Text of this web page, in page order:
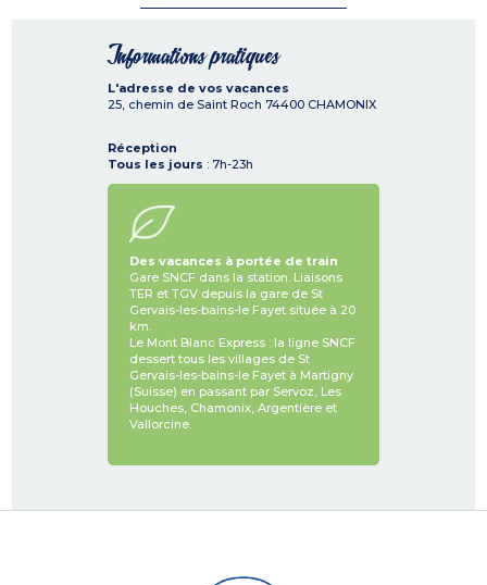
Informations pratiques
L'adresse de vos vacances
25, chemin de Saint Roch 74400 CHAMONIX
Réception
Tous les jours : 7h-23h
Des vacances à portée de train
Gare SNCF dans la station. Liaisons
TER et TGV depuis la gare de St
Gervais-les-bains-le Fayet située à 20
km.
Le Mont Blanc Express : la ligne SNCF
dessert tous les villages de St
Gervais-les-bains-le Fayet à Martigny
(Suisse) en passant par Servoz, Les
Houches, Chamonix, Argentière et
Vallorcine.